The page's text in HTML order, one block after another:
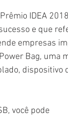
IDEA
e que
empresas
Bag, uma
você pode